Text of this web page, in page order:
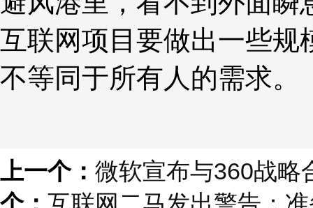
互联网项目要做出一些规
不等同于所有人的需求。
上一个： 微软宣布与360战略